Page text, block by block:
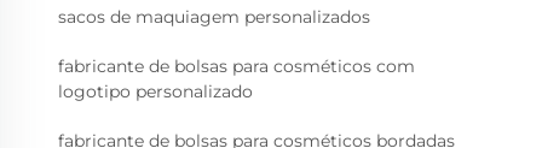
sacos de maquiagem personalizados
fabricante de bolsas para cosméticos com
logotipo personalizado
fabricante de bolsas para cosméticos bordadas